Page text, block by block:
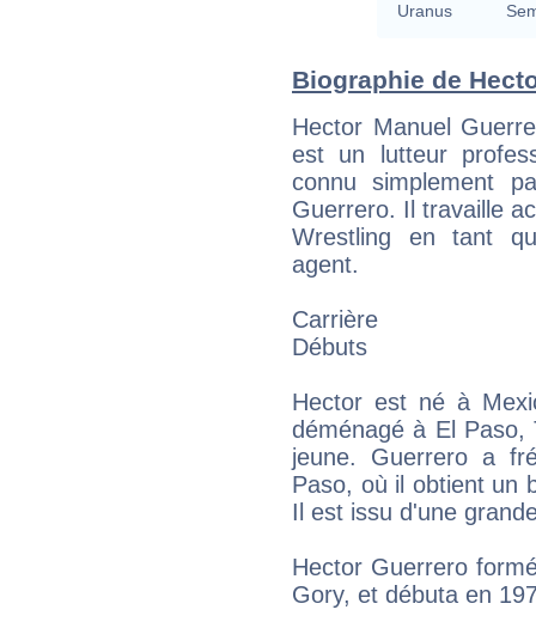
Uranus
Biographie de
Hector Manuel
est un lutteur
connu simplement
Guerrero. Il travaille
Wrestling en tant
agent.
Carrière
Débuts
Hector est né à
déménagé à El Paso,
jeune. Guerrero a
Paso, où il obtient un
Il est issu d'une
Hector Guerrero
Gory, et débuta en